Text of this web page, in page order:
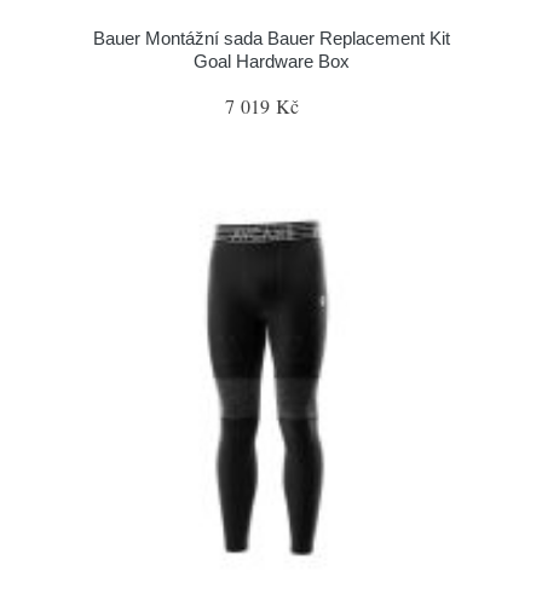
Bauer Montážní sada Bauer Replacement Kit
Goal Hardware Box
7 019 Kč